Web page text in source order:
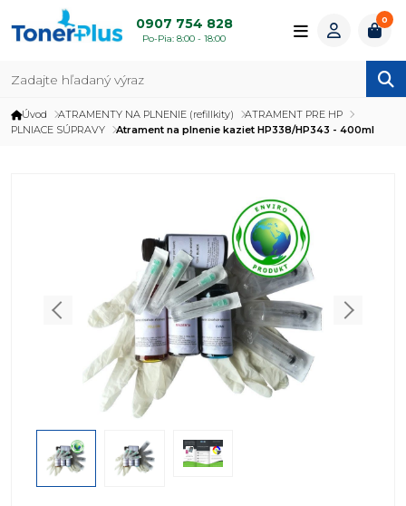
0907 754 828
Po-Pia: 8:00 - 18:00
0
Úvod ATRAMENTY NA PLNENIE (refillkity)
ATRAMENT PRE HP
PLNIACE SÚPRAVY
Atrament na plnenie kaziet HP338/HP343 - 400ml